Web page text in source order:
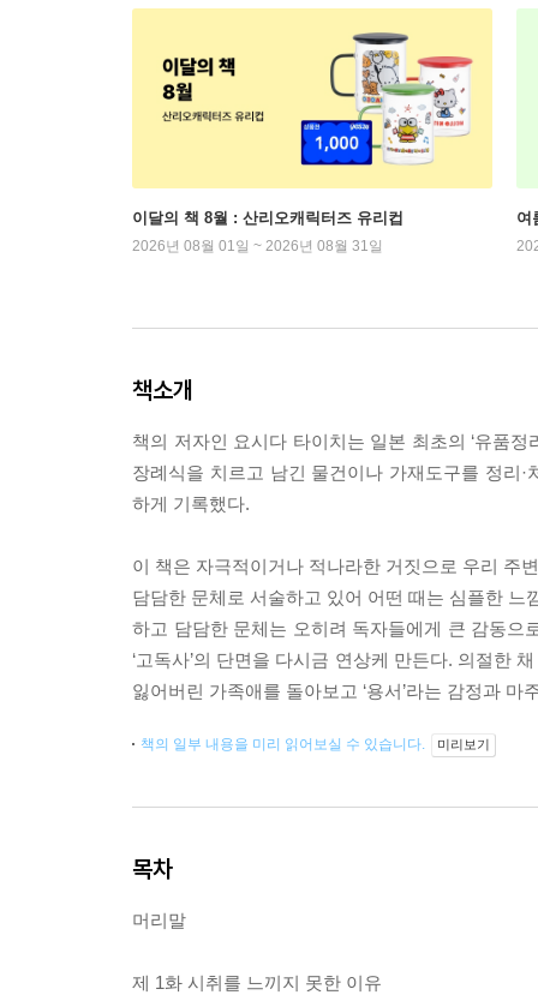
이달의 책 8월 : 산리오캐릭터즈 유리컵
2026년 08월 01일 ~ 2026년 08월 31일
여
책소개
책의 저자인 요시다 타이치는 일본 최초의 ‘유품
장례식을 치르고 남긴 물건이나 가재도구를 정리
하게 기록했다.
이 책은 자극적이거나 적나라한 거짓으로 우리 주
담담한 문체로 서술하고 있어 어떤 때는 심플한
하고 담담한 문체는 오히려 독자들에게 큰 감동
‘고독사’의 단면을 다시금 연상케 만든다. 의절한
잃어버린 가족애를 돌아보고 ‘용서’라는 감정과 마
책의 일부 내용을 미리 읽어보실 수 있습니다. 미리보기
목차
머리말
제 1화 시취를 느끼지 못한 이유